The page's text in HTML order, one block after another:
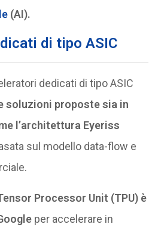
(AI).
di tipo ASIC
dedicati di tipo ASIC
soluzioni proposte sia in
l’architettura Eyeriss
sul modello data-flow e
Processor Unit (TPU) è
per accelerare in